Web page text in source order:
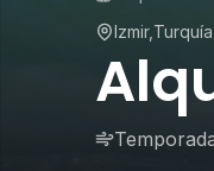
Izmir, Turquía